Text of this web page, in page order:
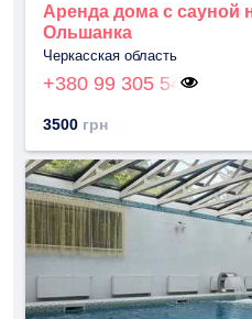
Аренда дома с сауной
Ольшанка
Черкасская область
+380 99 305 54
3500 грн